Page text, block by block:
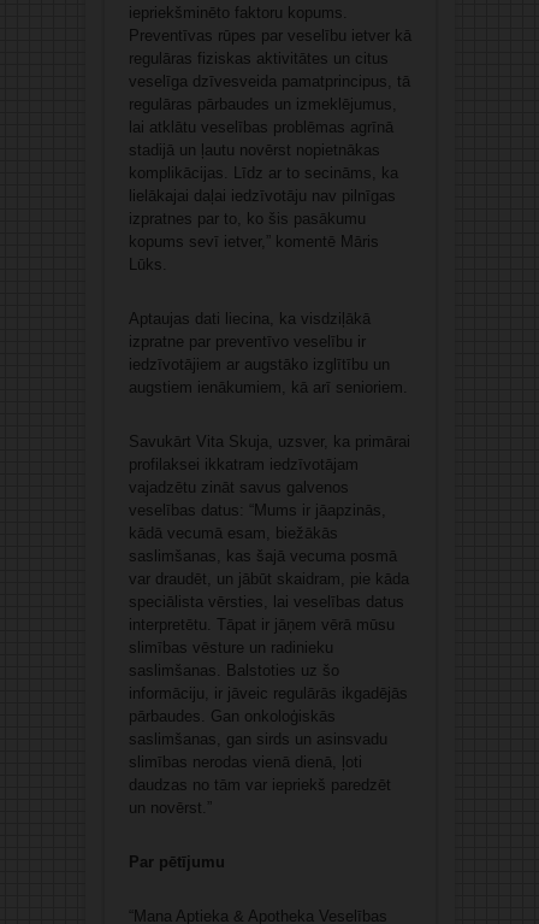
iepriekšminēto faktoru kopums.
Preventīvas rūpes par veselību ietver kā
regulāras fiziskas aktivitātes un citus
veselīga dzīvesveida pamatprincipus, tā
regulāras pārbaudes un izmeklējumus,
lai atklātu veselības problēmas agrīnā
stadijā un ļautu novērst nopietnākas
komplikācijas. Līdz ar to secināms, ka
lielākajai daļai iedzīvotāju nav pilnīgas
izpratnes par to, ko šis pasākumu
kopums sevī ietver,” komentē Māris
Lūks.
Aptaujas dati liecina, ka visdziļākā
izpratne par preventīvo veselību ir
iedzīvotājiem ar augstāko izglītību un
augstiem ienākumiem, kā arī senioriem.
Savukārt Vita Skuja, uzsver, ka primārai
profilaksei ikkatram iedzīvotājam
vajadzētu zināt savus galvenos
veselības datus: “Mums ir jāapzinās,
kādā vecumā esam, biežākās
saslimšanas, kas šajā vecuma posmā
var draudēt, un jābūt skaidram, pie kāda
speciālista vērsties, lai veselības datus
interpretētu. Tāpat ir jāņem vērā mūsu
slimības vēsture un radinieku
saslimšanas. Balstoties uz šo
informāciju, ir jāveic regulārās ikgadējās
pārbaudes. Gan onkoloģiskās
saslimšanas, gan sirds un asinsvadu
slimības nerodas vienā dienā, ļoti
daudzas no tām var iepriekš paredzēt
un novērst.”
Par pētījumu
“Mana Aptieka & Apotheka Veselības